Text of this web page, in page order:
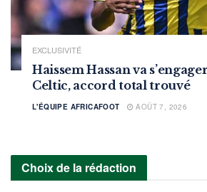
EXCLUSIVITÉ
Haissem Hassan va
Celtic, accord total trouvé
L'ÉQUIPE AFRICAFOOT AOÛT 7, 2026
Choix de la rédaction